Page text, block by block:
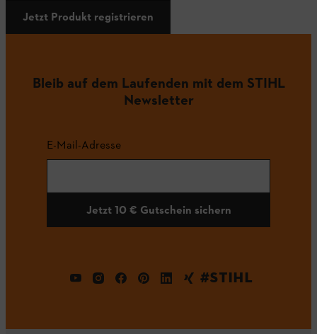
Jetzt Produkt registrieren
Bleib auf dem Laufenden mit dem STIHL
Newsletter
E-Mail-Adresse
Jetzt 10 € Gutschein sichern
#STIHL